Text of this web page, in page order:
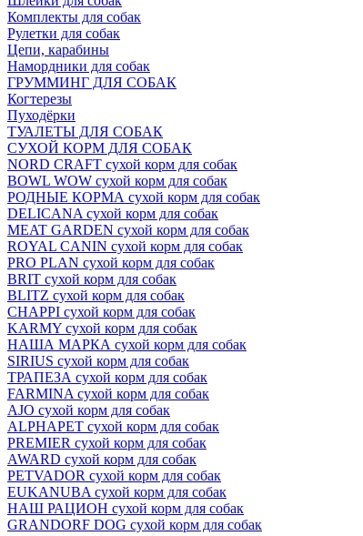
Комплекты для собак
Рулетки для собак
Цепи, карабины
Намордники для собак
ГРУММИНГ ДЛЯ СОБАК
Когтерезы
Пуходёрки
ТУАЛЕТЫ ДЛЯ СОБАК
СУХОЙ КОРМ ДЛЯ СОБАК
NORD CRAFT сухой корм для собак
BOWL WOW сухой корм для собак
РОДНЫЕ КОРМА сухой корм для собак
DELICANA сухой корм для собак
MEAT GARDEN сухой корм для собак
ROYAL CANIN сухой корм для собак
PRO PLAN сухой корм для собак
BRIT сухой корм для собак
BLITZ сухой корм для собак
CHAPPI сухой корм для собак
KARMY сухой корм для собак
НАША МАРКА сухой корм для собак
SIRIUS сухой корм для собак
ТРАПЕЗА сухой корм для собак
FARMINA сухой корм для собак
AJO сухой корм для собак
ALPHAPET сухой корм для собак
PREMIER сухой корм для собак
AWARD сухой корм для собак
PETVADOR сухой корм для собак
EUKANUBA сухой корм для собак
НАШ РАЦИОН сухой корм для собак
GRANDORF DOG сухой корм для собак